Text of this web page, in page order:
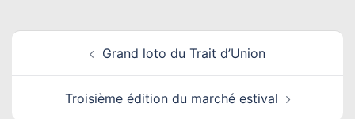
Navigation
Grand loto du Trait d’Union
Troisième édition du marché estival